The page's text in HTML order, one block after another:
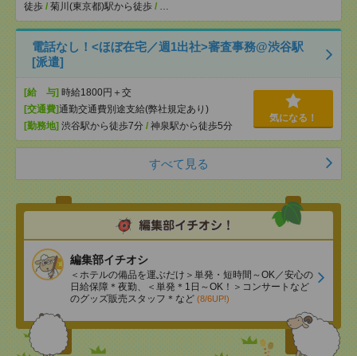
徒歩 / 菊川(東京都)駅から徒歩 / …
電話なし！<ほぼ在宅／週1出社>審査事務@渋谷駅
[派遣]
[給 与] 時給1800円＋交
[交通費]通勤交通費別途支給(弊社規定あり)
[勤務地] 渋谷駅から徒歩7分 / 神泉駅から徒歩5分
気になる！
すべて見る
編集部イチオシ
＜ホテルの備品を運ぶだけ＞単発・短時間～OK／安心の
日給保障＊夜勤、＜単発＊1日～OK！＞コンサートなど
のグッズ販売スタッフ＊など (8/6UP!)